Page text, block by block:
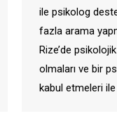
ile psikolog
fazla arama
Rize’de
olmaları ve bir
kabul etmeleri